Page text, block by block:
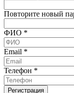
Повторите новый
ФИО *
Email *
Телефон *